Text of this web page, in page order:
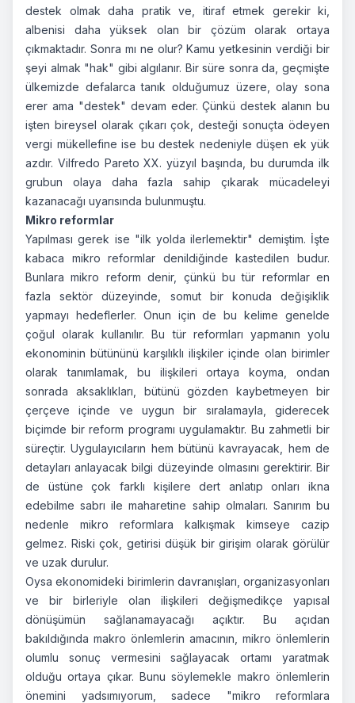
destek olmak daha pratik ve, itiraf etmek gerekir ki,
albenisi daha yüksek olan bir çözüm olarak ortaya
çıkmaktadır. Sonra mı ne olur? Kamu yetkesinin verdiği bir
şeyi almak "hak" gibi algılanır. Bir süre sonra da, geçmişte
ülkemizde defalarca tanık olduğumuz üzere, olay sona
erer ama "destek" devam eder. Çünkü destek alanın bu
işten bireysel olarak çıkarı çok, desteği sonuçta ödeyen
vergi mükellefine ise bu destek nedeniyle düşen ek yük
azdır. Vilfredo Pareto XX. yüzyıl başında, bu durumda ilk
grubun olaya daha fazla sahip çıkarak mücadeleyi
kazanacağı uyarısında bulunmuştu.
Mikro reformlar
Yapılması gerek ise "ilk yolda ilerlemektir" demiştim. İşte
kabaca mikro reformlar denildiğinde kastedilen budur.
Bunlara mikro reform denir, çünkü bu tür reformlar en
fazla sektör düzeyinde, somut bir konuda değişiklik
yapmayı hedeflerler. Onun için de bu kelime genelde
çoğul olarak kullanılır. Bu tür reformları yapmanın yolu
ekonominin bütününü karşılıklı ilişkiler içinde olan birimler
olarak tanımlamak, bu ilişkileri ortaya koyma, ondan
sonrada aksaklıkları, bütünü gözden kaybetmeyen bir
çerçeve içinde ve uygun bir sıralamayla, giderecek
biçimde bir reform programı uygulamaktır. Bu zahmetli bir
süreçtir. Uygulayıcıların hem bütünü kavrayacak, hem de
detayları anlayacak bilgi düzeyinde olmasını gerektirir. Bir
de üstüne çok farklı kişilere dert anlatıp onları ikna
edebilme sabrı ile maharetine sahip olmaları. Sanırım bu
nedenle mikro reformlara kalkışmak kimseye cazip
gelmez. Riski çok, getirisi düşük bir girişim olarak görülür
ve uzak durulur.
Oysa ekonomideki birimlerin davranışları, organizasyonları
ve bir birleriyle olan ilişkileri değişmedikçe yapısal
dönüşümün sağlanamayacağı açıktır. Bu açıdan
bakıldığında makro önlemlerin amacının, mikro önlemlerin
olumlu sonuç vermesini sağlayacak ortamı yaratmak
olduğu ortaya çıkar. Bunu söylemekle makro önlemlerin
önemini yadsımıyorum, sadece "mikro reformlara